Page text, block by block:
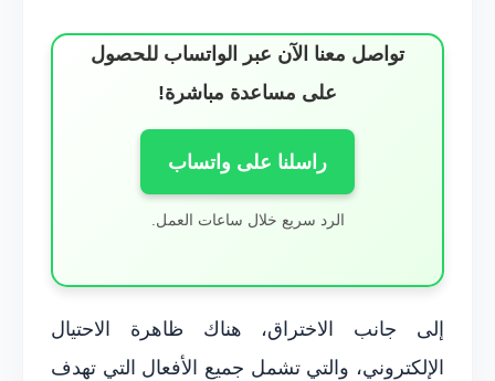
تواصل معنا الآن عبر الواتساب للحصول
على مساعدة مباشرة!
راسلنا على واتساب
الرد سريع خلال ساعات العمل.
إلى جانب الاختراق، هناك ظاهرة الاحتيال
الإلكتروني، والتي تشمل جميع الأفعال التي تهدف